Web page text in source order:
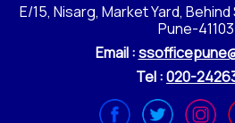
E/15, Nisarg, Market Yard,
Pune-
Email :
Tel :020-